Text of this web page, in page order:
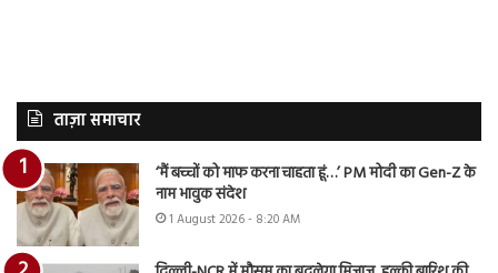
ताज़ा समाचार
‘मैं बच्चों को माफ करना चाहता हूं…’ PM मोदी का Gen-Z के
नाम भावुक संदेश
1 August 2026 - 8:20 AM